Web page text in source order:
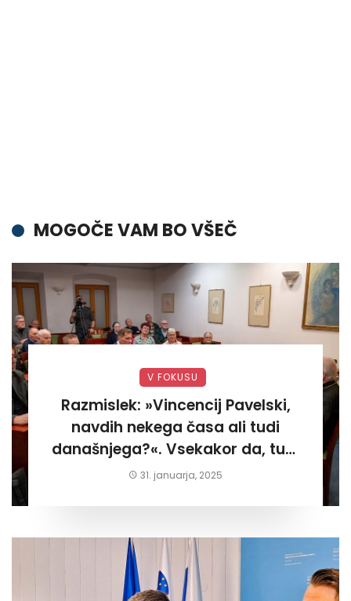
MOGOČE VAM BO VŠEČ
V FOKUSU
Razmislek: »Vincencij Pavelski,
navdih nekega časa ali tudi
današnjega?«. Vsekakor da, tudi
današnjega«
31. januarja, 2025